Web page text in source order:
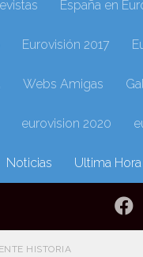
España en
Eurovisión 2017
Webs Amigas
eurovision 2020
Noticias Ultima Hora
HISTORIA